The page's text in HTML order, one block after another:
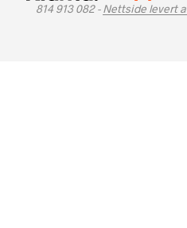
814 913 082 -Nettside levert